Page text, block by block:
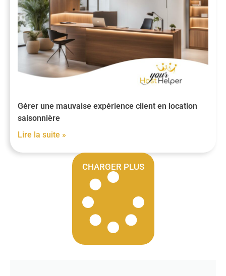
Gérer une mauvaise expérience client en location
saisonnière
Lire la suite »
CHARGER PLUS